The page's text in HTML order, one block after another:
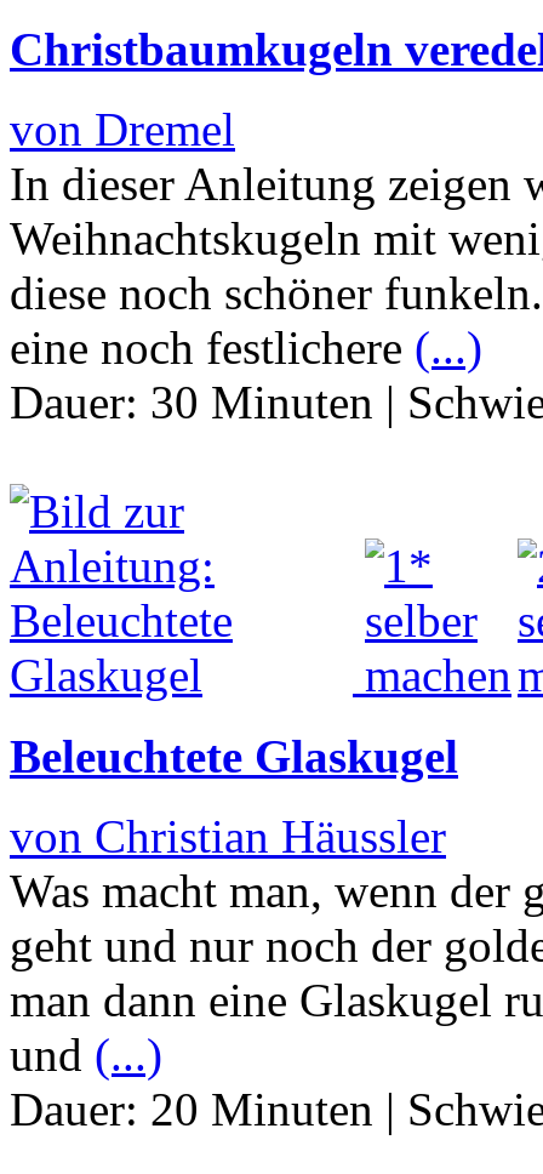
Christbaumkugeln
von Dremel
In dieser Anleitung zeigen
Weihnachtskugeln mit
diese noch schöner
eine noch festlichere (...)
Dauer: 30 Minuten |
Beleuchtete Glaskugel
von Christian Häussler
Was macht man, wenn der
geht und nur noch der
man dann eine Glaskugel
und (...)
Dauer: 20 Minuten |